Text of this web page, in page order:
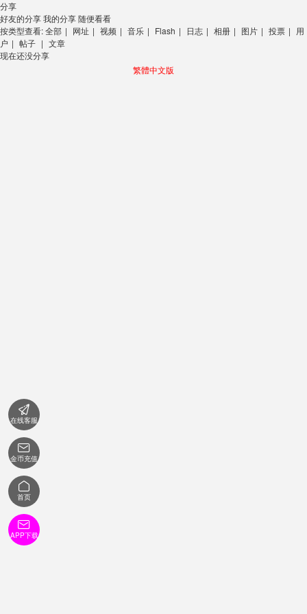
分享
好友的分享我的分享随便看看
按类型查看:全部 | 网址 | 视频 | 音乐 | Flash | 日志 | 相册 | 图片 | 投票 | 用
户 | 帖子 | 文章
现在还没分享
繁體中文版

在线客服

金币充值

首页

APP下载